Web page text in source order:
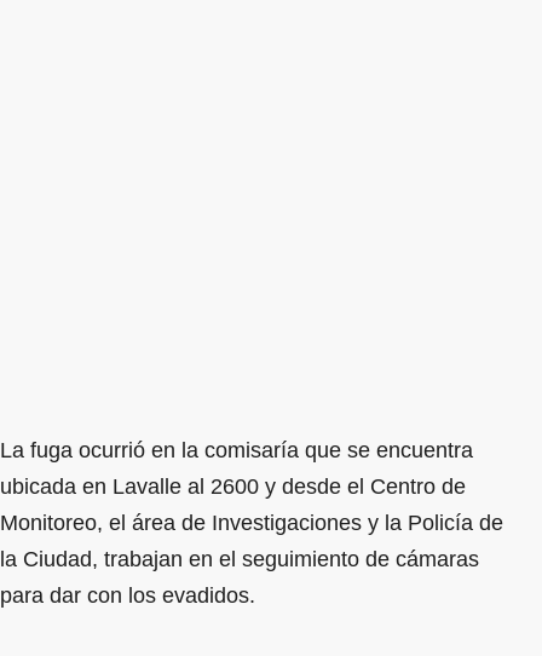
La fuga ocurrió en la comisaría que se encuentra
ubicada en Lavalle al 2600 y desde el Centro de
Monitoreo, el área de Investigaciones y la Policía de
la Ciudad, trabajan en el seguimiento de cámaras
para dar con los evadidos.